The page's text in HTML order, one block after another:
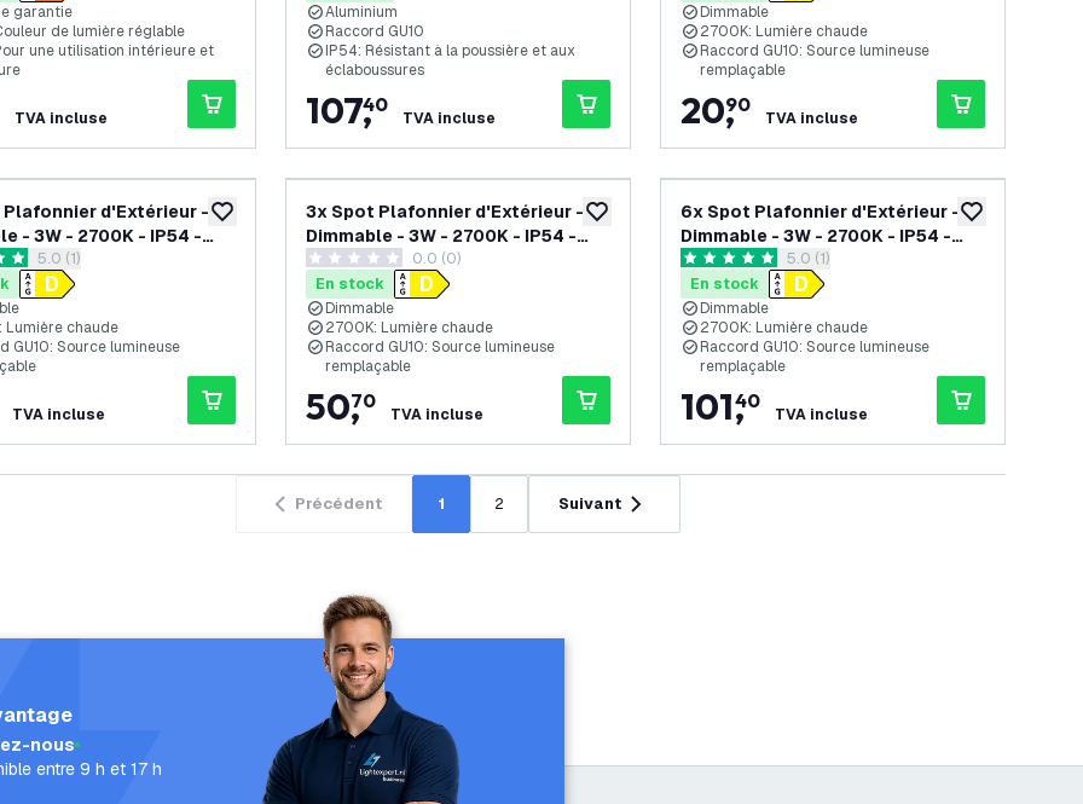
garantie
de lumière réglable
une utilisation intérieure et
TVA incluse
Aluminium
Raccord GU10
IP54: Résistant à la poussière et aux
éclaboussures
107,
40
TVA incluse
Dimmable
2700K: Lumière chaude
Raccord GU10: Source lumineuse
remplaçable
20,
90
TVA incluse
ajouter à la liste de souhaits
Plafonnier d'Extérieur -
- 3W - 2700K - IP54 -
ouvrir le tiroir des avis
notation
5.0 (1)
Lumière chaude
GU10: Source lumineuse
TVA incluse
ajouter à la liste de souhaits
3x Spot Plafonnier d'Extérieur -
Dimmable - 3W - 2700K - IP54 -
Noir
0 étoiles de notation
0.0 (0)
En stock
Dimmable
2700K: Lumière chaude
Raccord GU10: Source lumineuse
remplaçable
50,
70
TVA incluse
ajouter à la
6x Spot Plafonnier d'Extérieur -
Dimmable - 3W - 2700K - IP54 -
Noir
ouvrir le tiroir des avis
5 étoiles de notation
5.0 (1)
En stock
Dimmable
2700K: Lumière chaude
Raccord GU10: Source lumineuse
remplaçable
101,
40
TVA incluse
Précédent 1 2 Suivant
nous
entre 9 h et 17 h